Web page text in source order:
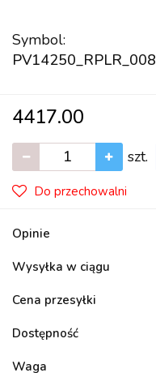
Symbol:
PV14250_RPLR_008
4417.00
szt.
Do przechowalni
Opinie
Wysyłka w ciągu
Cena przesyłki
Dostępność
Waga